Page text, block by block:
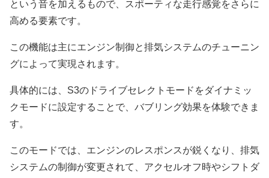
という音を加えるもので、スポーティな走行感覚をさらに
高める要素です。
この機能は主にエンジン制御と排気システムのチューニン
グによって実現されます。
具体的には、S3のドライブセレクトモードをダイナミッ
クモードに設定することで、バブリング効果を体験できま
す。
このモードでは、エンジンのレスポンスが鋭くなり、排気
システムの制御が変更されて、アクセルオフ時やシフトダ